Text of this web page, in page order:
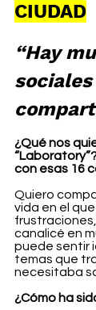
CIUDAD
“Hay
¿Qué nos
con esas 16
Quiero
vida en el
canalicé en
puede sentir
temas que
necesitaba
¿Cómo ha